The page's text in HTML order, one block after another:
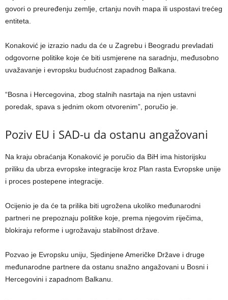
govori o preuređenju zemlje, crtanju novih mapa ili uspostavi trećeg
entiteta.
Konaković je izrazio nadu da će u Zagrebu i Beogradu prevladati
odgovorne politike koje će biti usmjerene na saradnju, međusobno
uvažavanje i evropsku budućnost zapadnog Balkana.
“Bosna i Hercegovina, zbog stalnih nasrtaja na njen ustavni
poredak, spava s jednim okom otvorenim”, poručio je.
Poziv EU i SAD-u da ostanu angažovani
Na kraju obraćanja Konaković je poručio da BiH ima historijsku
priliku da ubrza evropske integracije kroz Plan rasta Evropske unije
i proces postepene integracije.
Ocijenio je da će ta prilika biti ugrožena ukoliko međunarodni
partneri ne prepoznaju politike koje, prema njegovim riječima,
blokiraju reforme i ugrožavaju stabilnost države.
Pozvao je Evropsku uniju, Sjedinjene Američke Države i druge
međunarodne partnere da ostanu snažno angažovani u Bosni i
Hercegovini i zapadnom Balkanu.